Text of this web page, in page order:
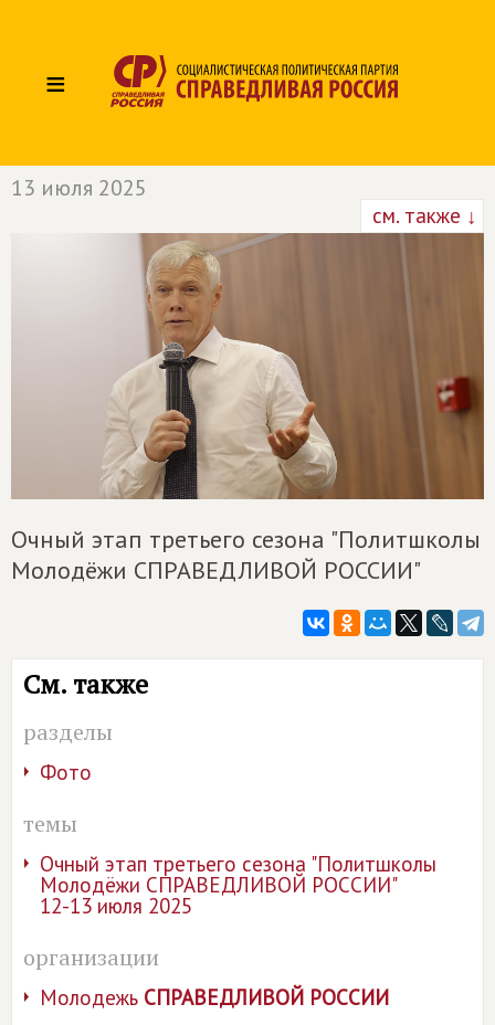
≡
13 июля 2025
см. также ↓
Очный этап третьего сезона "Политшколы
Молодёжи СПРАВЕДЛИВОЙ РОССИИ"
См. также
разделы
Фото
темы
Очный этап третьего сезона "Политшколы
Молодёжи СПРАВЕДЛИВОЙ РОССИИ"
12-13 июля 2025
организации
Молодежь СПРАВЕДЛИВОЙ РОССИИ